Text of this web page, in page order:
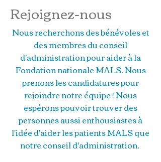
Rejoignez-nous
Nous recherchons des bénévoles et
des membres du conseil
d'administration pour aider à la
Fondation nationale MALS. Nous
prenons les candidatures pour
rejoindre notre équipe ! Nous
espérons pouvoir trouver des
personnes aussi enthousiastes à
l'idée d'aider les patients MALS que
notre conseil d'administration.